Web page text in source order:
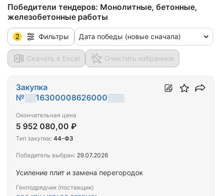
Победители тендеров: Монолитные, бетонные,
железобетонные работы
2 Фильтры Дата победы (новые сначала)
Скачать в Excel Очистить избранное
Усиление плит и замена перегородок
Генподрядчик (поставщик)
Закупка
№░░16300008626000░░░
Окончательная цена
5 952 080,00 ₽
Тип закупки: 44-ФЗ
Победитель выбран: 29.07.2026